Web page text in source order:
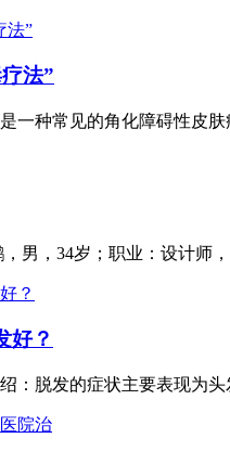
法”
一种常见的角化障碍性皮肤
男，34岁；职业：设计师
好？
：脱发的症状主要表现为头